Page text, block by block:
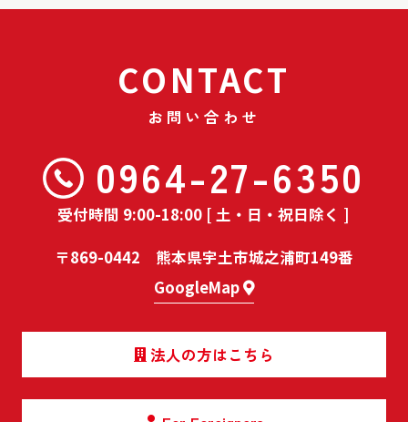
CONTACT
お問い合わせ
0964-27-6350
受付時間 9:00-18:00 [ 土・日・祝日除く ]
〒869-0442 熊本県宇土市城之浦町149番
GoogleMap
法人の方はこちら